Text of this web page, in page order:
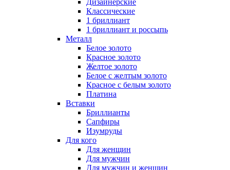
Дизайнерские
Классические
1 бриллиант
1 бриллиант и россыпь
Металл
Белое золото
Красное золото
Желтое золото
Белое с желтым золото
Красное с белым золото
Платина
Вставки
Бриллианты
Сапфиры
Изумруды
Для кого
Для женщин
Для мужчин
Для мужчин и женщин